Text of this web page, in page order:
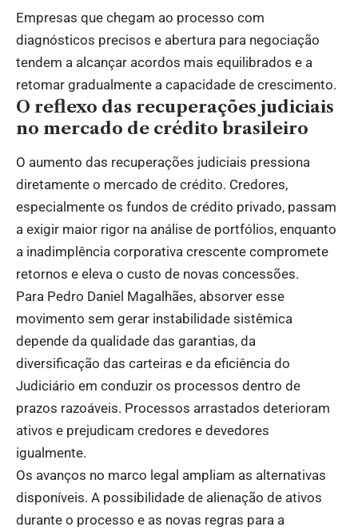
Empresas que chegam ao processo com
diagnósticos precisos e abertura para negociação
tendem a alcançar acordos mais equilibrados e a
retomar gradualmente a capacidade de crescimento.
O reflexo das recuperações judiciais
no mercado de crédito brasileiro
O aumento das recuperações judiciais pressiona
diretamente o mercado de crédito. Credores,
especialmente os fundos de crédito privado, passam
a exigir maior rigor na análise de portfólios, enquanto
a inadimplência corporativa crescente compromete
retornos e eleva o custo de novas concessões.
Para Pedro Daniel Magalhães, absorver esse
movimento sem gerar instabilidade sistêmica
depende da qualidade das garantias, da
diversificação das carteiras e da eficiência do
Judiciário em conduzir os processos dentro de
prazos razoáveis. Processos arrastados deterioram
ativos e prejudicam credores e devedores
igualmente.
Os avanços no marco legal ampliam as alternativas
disponíveis. A possibilidade de alienação de ativos
durante o processo e as novas regras para a